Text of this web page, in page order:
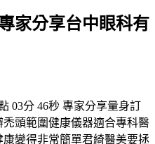
家分享台中眼科有
03分 46秒 專家分享量身訂
禿頭範圍健康儀器適合專科醫
康變得非常簡單君綺醫美要拯